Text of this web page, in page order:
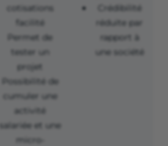
cotisations
facilité
Permet de
tester un
projet
Possibilité de
cumuler une
activité
salariée et une
micro-
Crédibilité
réduite par
rapport à
une société